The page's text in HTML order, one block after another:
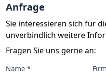
Anfrage
Sie interessieren sich für
unverbindlich weitere
Fragen Sie uns gerne an:
Name *